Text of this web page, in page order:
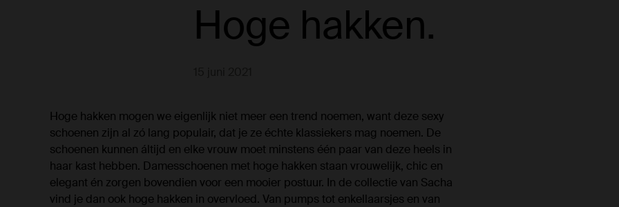
Hoge hakken.
Hoge hakken mogen we eigenlijk niet meer een trend noemen, want deze sexy
schoenen zijn al zó lang populair, dat je ze échte klassiekers mag noemen. De
schoenen kunnen áltijd en elke vrouw moet minstens één paar van deze heels in
haar kast hebben. Damesschoenen met hoge hakken staan vrouwelijk, chic en
elegant én zorgen bovendien voor een mooier postuur. In de collectie van Sacha
vind je dan ook hoge hakken in overvloed. Van pumps tot enkellaarsjes en van